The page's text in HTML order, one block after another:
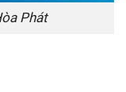
Phát